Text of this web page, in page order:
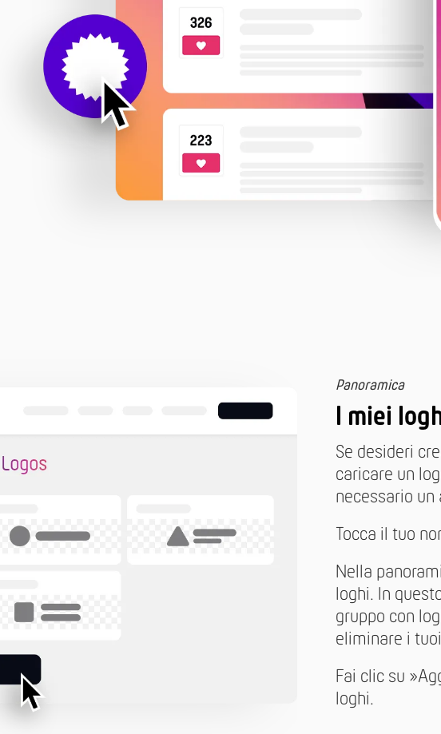
Panoramica
I miei
Se desideri
caricare un
necessario un
Tocca il tuo
Nella
loghi. In
gruppo con
eliminare i
Fai clic su
loghi.